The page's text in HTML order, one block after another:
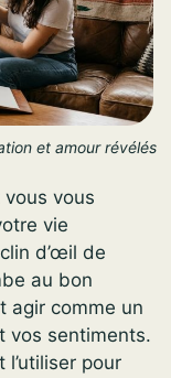
et amour révélés
vous
vie
d’œil de
au bon
agir comme un
vos sentiments.
pour